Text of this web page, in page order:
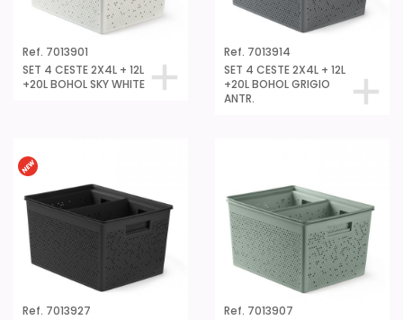
Ref. 7013901
SET 4 CESTE 2X4L + 12L
+20L BOHOL SKY WHITE
Ref. 7013914
SET 4 CESTE 2X4L + 12L
+20L BOHOL GRIGIO
ANTR.
Ref. 7013927 Ref. 7013907